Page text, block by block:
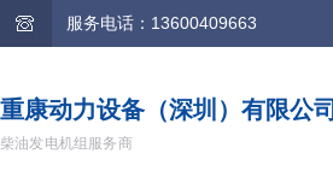
服务电话：13600409663
重康动力设备（深圳）有限公司
柴油发电机组服务商